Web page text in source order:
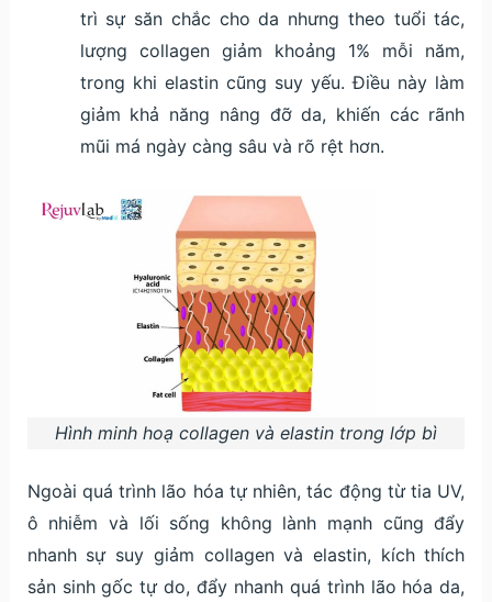
trì sự săn chắc cho da nhưng theo tuổi tác,
lượng collagen giảm khoảng 1% mỗi năm,
trong khi elastin cũng suy yếu. Điều này làm
giảm khả năng nâng đỡ da, khiến các rãnh
mũi má ngày càng sâu và rõ rệt hơn.
Hình minh hoạ collagen và elastin trong lớp bì
Ngoài quá trình lão hóa tự nhiên, tác động từ tia UV,
ô nhiễm và lối sống không lành mạnh cũng đẩy
nhanh sự suy giảm collagen và elastin, kích thích
sản sinh gốc tự do, đẩy nhanh quá trình lão hóa da,